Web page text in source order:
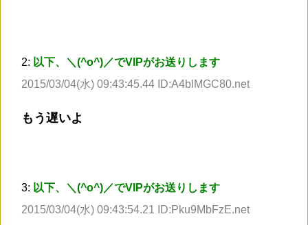
2: 以下、＼(^o^)／でVIPがお送りします
2015/03/04(水) 09:43:45.44 ID:A4blMGC80.net
もう遅いよ
3: 以下、＼(^o^)／でVIPがお送りします
2015/03/04(水) 09:43:54.21 ID:Pku9MbFzE.net